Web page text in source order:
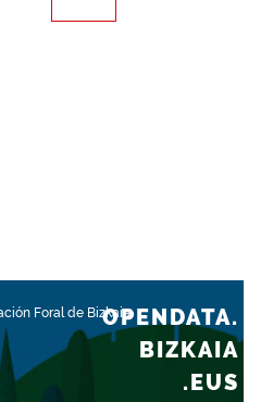
Foral de BizkaiaOPENDATA.
BIZKAIA
.EUS